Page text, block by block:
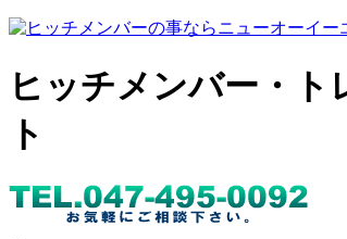
ヒッチメンバー・
ト